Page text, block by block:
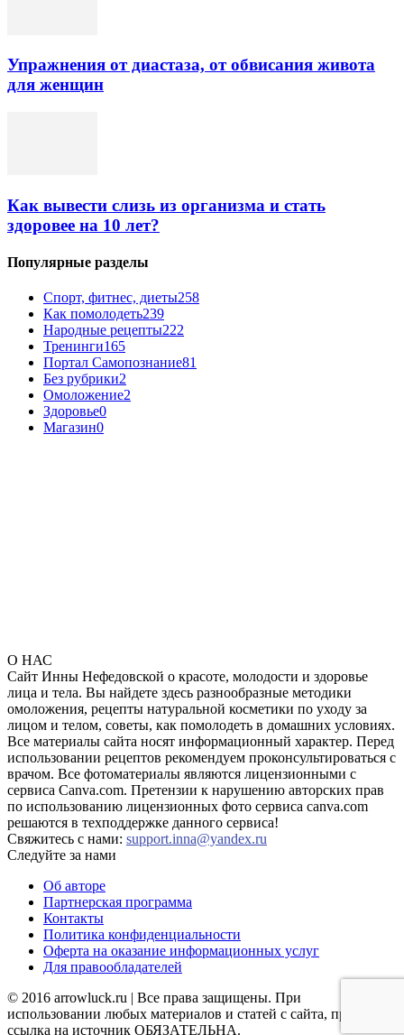
Упражнения от диастаза, от обвисания живота
для женщин
Как вывести слизь из организма и стать
здоровее на 10 лет?
Популярные разделы
Спорт, фитнес, диеты258
Как помолодеть239
Народные рецепты222
Тренинги165
Портал Самопознание81
Без рубрики2
Омоложение2
Здоровье0
Магазин0
О НАС
Сайт Инны Нефедовской о красоте, молодости и здоровье
лица и тела. Вы найдете здесь разнообразные методики
омоложения, рецепты натуральной косметики по уходу за
лицом и телом, советы, как помолодеть в домашних условиях.
Все материалы сайта носят информационный характер. Перед
использовании рецептов рекомендуем проконсультироваться с
врачом. Все фотоматериалы являются лицензионными с
сервиса Canva.com. Претензии к нарушению авторских прав
по использованию лицензионных фото сервиса canva.com
решаются в техподдержке данного сервиса!
Свяжитесь с нами: support.inna@yandex.ru
Следуйте за нами
Об авторе
Партнерская программа
Контакты
Политика конфиденциальности
Оферта на оказание информационных услуг
Для правообладателей
© 2016 arrowluck.ru | Все права защищены. При
использовании любых материалов и статей с сайта, прямая
ссылка на источник ОБЯЗАТЕЛЬНА.